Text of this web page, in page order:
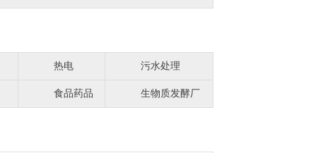
热电 污水处理
食品药品 生物质发酵厂